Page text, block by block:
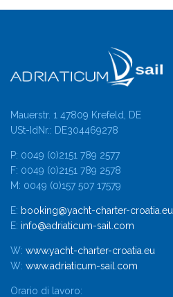
Mauerstr. 1 47809 Krefeld, DE
USt-IdNr.: DE304469278
P: 0049 (0)2151 789 2577
F: 0049 (0)2151 789 2578
M: 0049 (0)157 507 17579
E: booking@yacht-charter-croatia.eu
E: info@adriaticum-sail.com
W: www.yacht-charter-croatia.eu
W: www.adriaticum-sail.com
Orario di lavoro: